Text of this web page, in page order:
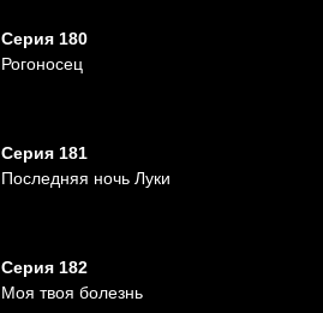
Серия 180
Рогоносец
Серия 181
Последняя ночь Луки
Серия 182
Моя твоя болезнь